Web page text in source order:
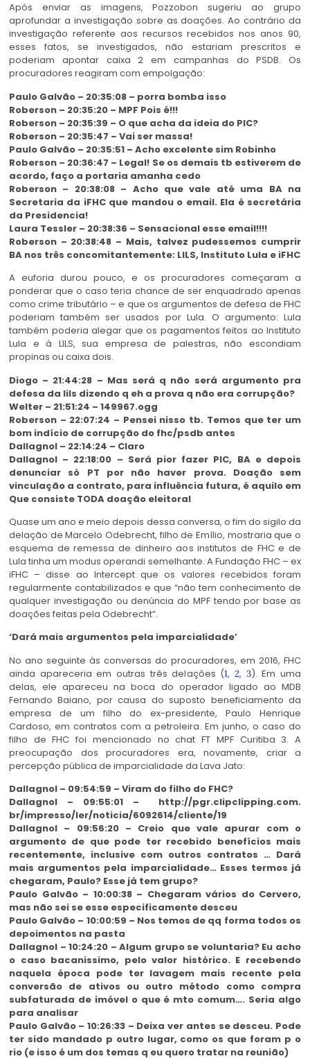
Após enviar as imagens, Pozzobon sugeriu ao grupo
aprofundar a investigação sobre as doações. Ao contrário da
investigação referente aos recursos recebidos nos anos 90,
esses fatos, se investigados, não estariam prescritos e
poderiam apontar caixa 2 em campanhas do PSDB. Os
procuradores reagiram com empolgação:
Paulo Galvão – 20:35:08 – porra bomba isso
Roberson – 20:35:20 – MPF Pois é!!!
Roberson – 20:35:39 – O que acha da ideia do PIC?
Roberson – 20:35:47 – Vai ser massa!
Paulo Galvão – 20:35:51 – Acho excelente sim Robinho
Roberson – 20:36:47 – Legal! Se os demais tb estiverem de
acordo, faço a portaria amanha cedo
Roberson – 20:38:08 – Acho que vale até uma BA na
Secretaria da iFHC que mandou o email. Ela é secretária
da Presidencia!
Laura Tessler – 20:38:36 – Sensacional esse email!!!!
Roberson – 20:38:48 – Mais, talvez pudessemos cumprir
BA nos três concomitantemente: LILS, Instituto Lula e iFHC
A euforia durou pouco, e os procuradores começaram a
ponderar que o caso teria chance de ser enquadrado apenas
como crime tributário – e que os argumentos de defesa de FHC
poderiam também ser usados por Lula. O argumento: Lula
também poderia alegar que os pagamentos feitos ao Instituto
Lula e à LILS, sua empresa de palestras, não escondiam
propinas ou caixa dois.
Diogo – 21:44:28 – Mas será q não será argumento pra
defesa da lils dizendo q eh a prova q não era corrupção?
Welter – 21:51:24 – 149967.ogg
Roberson – 22:07:24 – Pensei nisso tb. Temos que ter um
bom indício de corrupção do fhc/psdb antes
Dallagnol – 22:14:24 – Claro
Dallagnol – 22:18:00 – Será pior fazer PIC, BA e depois
denunciar só PT por não haver prova. Doação sem
vinculação a contrato, para influência futura, é aquilo em
Que consiste TODA doação eleitoral
Quase um ano e meio depois dessa conversa, o fim do sigilo da
delação de Marcelo Odebrecht, filho de Emílio, mostraria que o
esquema de remessa de dinheiro aos institutos de FHC e de
Lula tinha um modus operandi semelhante. A Fundação FHC – ex
iFHC – disse ao Intercept que os valores recebidos foram
regularmente contabilizados e que “não tem conhecimento de
qualquer investigação ou denúncia do MPF tendo por base as
doações feitas pela Odebrecht”.
‘Dará mais argumentos pela imparcialidade’
No ano seguinte às conversas do procuradores, em 2016, FHC
ainda apareceria em outras três delações (1, 2, 3). Em uma
delas, ele apareceu na boca do operador ligado ao MDB
Fernando Baiano, por causa do suposto beneficiamento da
empresa de um filho do ex-presidente, Paulo Henrique
Cardoso, em contratos com a petroleira. Em junho, o caso do
filho de FHC foi mencionado no chat FT MPF Curitiba 3. A
preocupação dos procuradores era, novamente, criar a
percepção pública de imparcialidade da Lava Jato:
Dallagnol – 09:54:59 – Viram do filho do FHC?
Dallagnol – 09:55:01 – http://pgr.clipclipping.com.
br/impresso/ler/noticia/6092614/cliente/19
Dallagnol – 09:56:20 – Creio que vale apurar com o
argumento de que pode ter recebido benefícios mais
recentemente, inclusive com outros contratos … Dará
mais argumentos pela imparcialidade… Esses termos já
chegaram, Paulo? Esse já tem grupo?
Paulo Galvão – 10:00:38 – Chegaram vários do Cervero,
mas não sei se esse especificamente desceu
Paulo Galvão – 10:00:59 – Nos temos de qq forma todos os
depoimentos na pasta
Dallagnol – 10:24:20 – Algum grupo se voluntaria? Eu acho
o caso bacanissimo, pelo valor histórico. E recebendo
naquela época pode ter lavagem mais recente pela
conversão de ativos ou outro método como compra
subfaturada de imóvel o que é mto comum…. Seria algo
para analisar
Paulo Galvão – 10:26:33 – Deixa ver antes se desceu. Pode
ter sido mandado p outro lugar, como os que foram p o
rio (e isso é um dos temas q eu quero tratar na reunião)